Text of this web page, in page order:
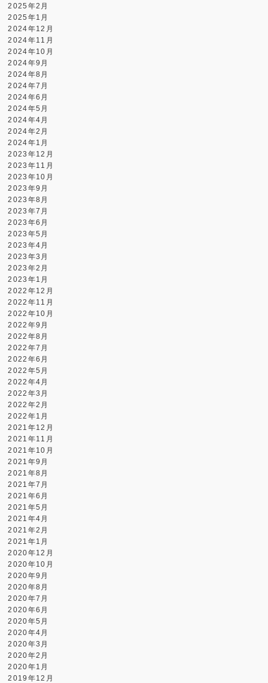
2025年2月
2025年1月
2024年12月
2024年11月
2024年10月
2024年9月
2024年8月
2024年7月
2024年6月
2024年5月
2024年4月
2024年2月
2024年1月
2023年12月
2023年11月
2023年10月
2023年9月
2023年8月
2023年7月
2023年6月
2023年5月
2023年4月
2023年3月
2023年2月
2023年1月
2022年12月
2022年11月
2022年10月
2022年9月
2022年8月
2022年7月
2022年6月
2022年5月
2022年4月
2022年3月
2022年2月
2022年1月
2021年12月
2021年11月
2021年10月
2021年9月
2021年8月
2021年7月
2021年6月
2021年5月
2021年4月
2021年2月
2021年1月
2020年12月
2020年10月
2020年9月
2020年8月
2020年7月
2020年6月
2020年5月
2020年4月
2020年3月
2020年2月
2020年1月
2019年12月